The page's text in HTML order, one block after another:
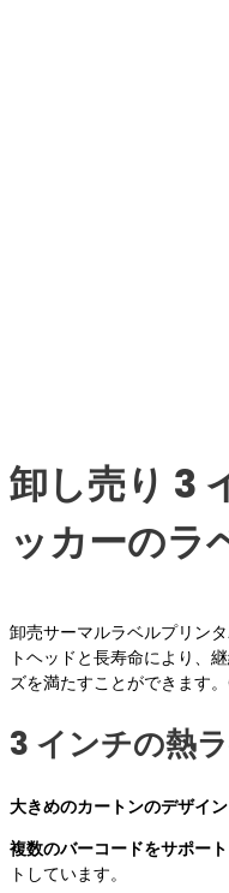
卸し売り 3
ッカーのラ
卸売サーマルラベルプリン
トヘッドと長寿命により、
ズを満たすことができます
3 インチの熱
大きめのカートンのデザイン
複数のバーコードをサポート
トしています。